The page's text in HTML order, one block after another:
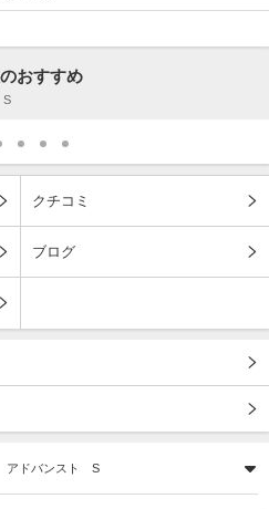
おすすめ
S
クチコミ
ブログ
アドバンスト S